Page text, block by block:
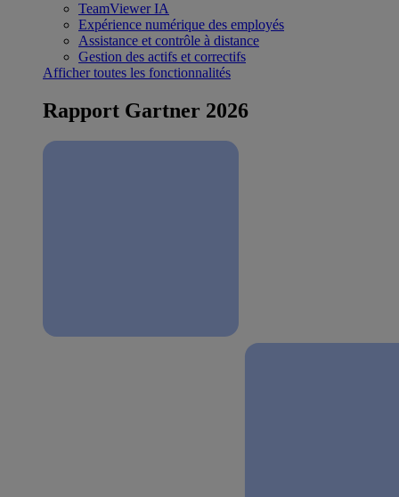
TeamViewer IA
Expérience numérique des employés
Assistance et contrôle à distance
Gestion des actifs et correctifs
Afficher toutes les fonctionnalités
Rapport Gartner 2026